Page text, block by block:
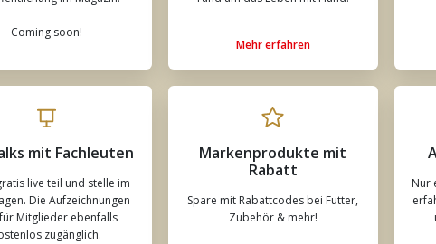
Coming soon!
Mehr erfahren
mit Fachleuten
live teil und stelle im
Die Aufzeichnungen
Mitglieder ebenfalls
zugänglich.
Markenprodukte mit
Rabatt
Spare mit Rabattcodes bei Futter,
Zubehör & mehr!
Nur